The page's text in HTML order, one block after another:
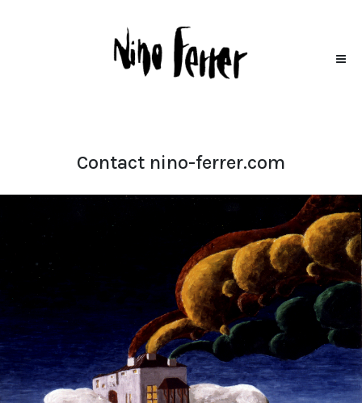
Contact nino-ferrer.com